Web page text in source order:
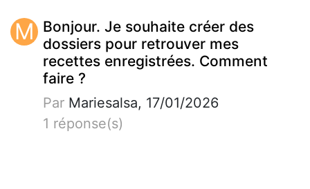
M Bonjour. Je souhaite créer des
dossiers pour retrouver mes
recettes enregistrées. Comment
faire ?
Par Mariesalsa, 17/01/2026
1 réponse(s)